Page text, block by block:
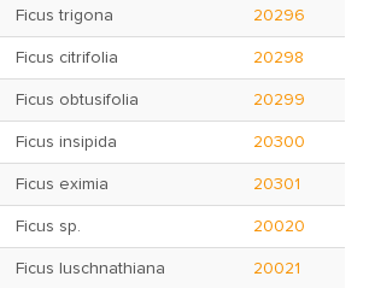
Ficus trigona 20296
Ficus citrifolia 20298
Ficus obtusifolia 20299
Ficus insipida 20300
Ficus eximia 20301
Ficus sp. 20020
Ficus luschnathiana 20021